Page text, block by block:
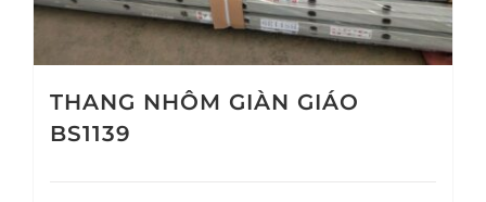
THANG NHÔM GIÀN GIÁO
BS1139